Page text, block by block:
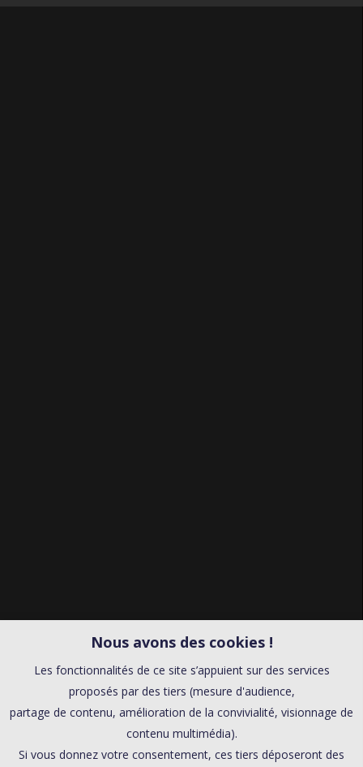
Nous avons des cookies !
Les fonctionnalités de ce site s’appuient sur des services
proposés par des tiers (mesure d'audience,
partage de contenu, amélioration de la convivialité, visionnage de
contenu multimédia).
Si vous donnez votre consentement, ces tiers déposeront des